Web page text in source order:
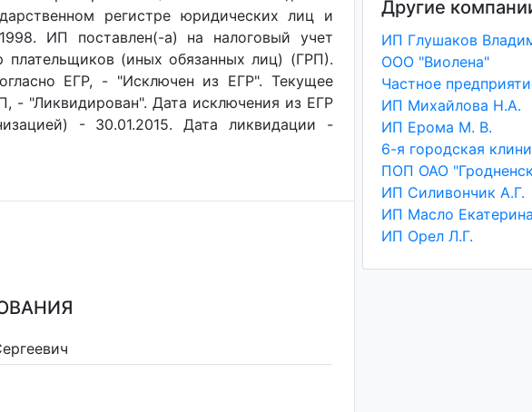
регистре юридических лиц и
ИП поставлен(-a) на налоговый учет
плательщиков (иных обязанных лиц) (ГРП).
ЕГР, - "Исключен из ЕГР". Текущее
- "Ликвидирован". Дата исключения из ЕГР
- 30.01.2015. Дата ликвидации -
Другие
ООО "Виолена"
ИП Михайлова Н.А.
ИП Ерома М. В.
ИП Силивончик А.Г.
ИП Орел Л.Г.